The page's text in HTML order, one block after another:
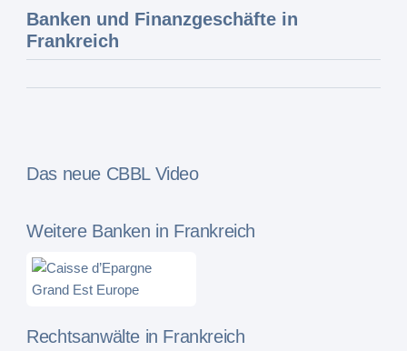
Banken und Finanzgeschäfte in
Frankreich
Das neue CBBL Video
Weitere Banken in Frankreich
Rechtsanwälte in Frankreich